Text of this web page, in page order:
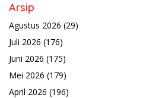
Arsip
Agustus 2026 (29)
Juli 2026 (176)
Juni 2026 (175)
Mei 2026 (179)
April 2026 (196)